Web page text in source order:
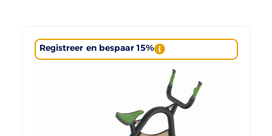
Registreer en bespaar 15%